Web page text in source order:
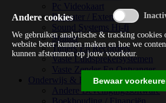
Pc Videokaart
Repeater / Extender
Sound Systems Hi-fi
Splitter
Tuners En Recorders
Vaste Luidsprekersystemen
Vaste Zender En Ontvanger
Onderwijs & Recreatie
Andere Beveiligingssoftware
Andere cookies
We gebruiken analytische & tracking cookies
website beter kunnen maken en hoe we
kunnen afstemmen op jouw voorkeur.
Bewaar